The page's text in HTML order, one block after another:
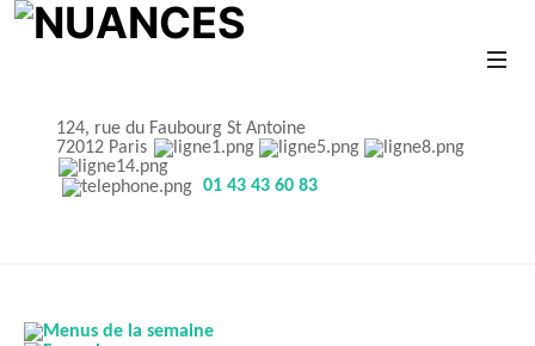
124, rue du Faubourg St Antoine
72012 Paris
01 43 43 60 83